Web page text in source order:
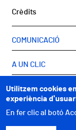
Peu
Crèdits
COMUNICACIÓ
A UN CLIC
WEBS MUNICIPALS
Utilitzem cookies
experiència
En fer clic al botó